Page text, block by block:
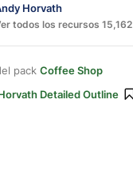
Horvath
todos los recursos 15,162
pack Coffee Shop
Detailed Outline